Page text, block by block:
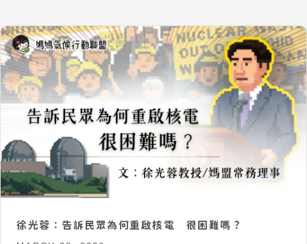
徐光蓉：告訴民眾為何重啟核電 很困難嗎？